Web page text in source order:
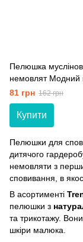
Пелюшка
немовлят Модний
03-01224 рожевий
81 грн 162 грн
Купити
Пелюшки для
дитячого
немовляти з
сповивання, в
В асортименті
пелюшки з
та трикотажу.
шкіри малюка.